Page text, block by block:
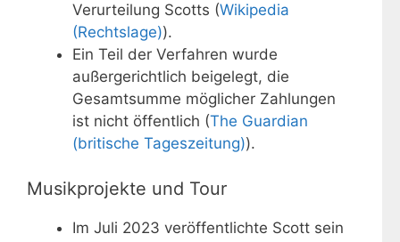
Verurteilung Scotts (Wikipedia
(Rechtslage)).
Ein Teil der Verfahren wurde
außergerichtlich beigelegt, die
Gesamtsumme möglicher Zahlungen
ist nicht öffentlich (The Guardian
(britische Tageszeitung)).
Musikprojekte und Tour
Im Juli 2023 veröffentlichte Scott sein